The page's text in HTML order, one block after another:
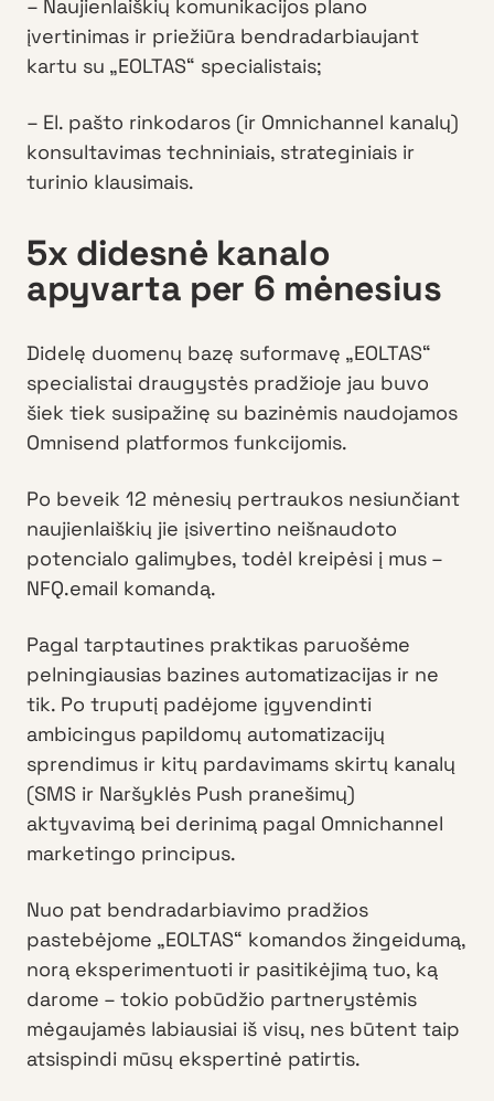
– Naujienlaiškių komunikacijos plano
įvertinimas ir priežiūra bendradarbiaujant
kartu su „EOLTAS“ specialistais;
– El. pašto rinkodaros (ir Omnichannel kanalų)
konsultavimas techniniais, strateginiais ir
turinio klausimais.
5x didesnė kanalo
apyvarta per 6 mėnesius
Didelę duomenų bazę suformavę „EOLTAS“
specialistai draugystės pradžioje jau buvo
šiek tiek susipažinę su bazinėmis naudojamos
Omnisend platformos funkcijomis.
Po beveik 12 mėnesių pertraukos nesiunčiant
naujienlaiškių jie įsivertino neišnaudoto
potencialo galimybes, todėl kreipėsi į mus –
NFQ.email komandą.
Pagal tarptautines praktikas paruošėme
pelningiausias bazines automatizacijas ir ne
tik. Po truputį padėjome įgyvendinti
ambicingus papildomų automatizacijų
sprendimus ir kitų pardavimams skirtų kanalų
(SMS ir Naršyklės Push pranešimų)
aktyvavimą bei derinimą pagal Omnichannel
marketingo principus.
Nuo pat bendradarbiavimo pradžios
pastebėjome „EOLTAS“ komandos žingeidumą,
norą eksperimentuoti ir pasitikėjimą tuo, ką
darome – tokio pobūdžio partnerystėmis
mėgaujamės labiausiai iš visų, nes būtent taip
atsispindi mūsų ekspertinė patirtis.